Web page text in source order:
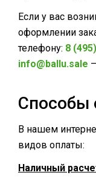
Если у вас
оформлении
телефону: 8
info@ballu.sale
Способы
В нашем
видов оплаты:
Наличный